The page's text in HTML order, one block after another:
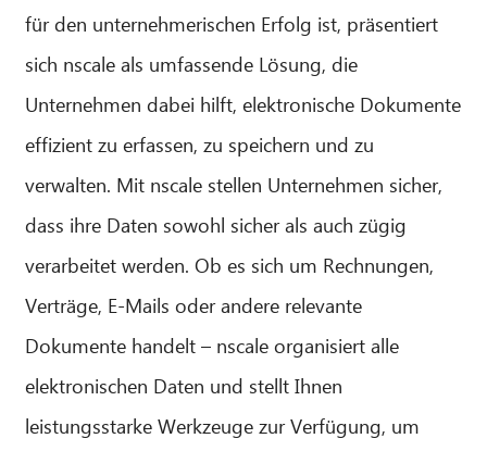
für den unternehmerischen Erfolg ist, präsentiert
sich nscale als umfassende Lösung, die
Unternehmen dabei hilft, elektronische Dokumente
effizient zu erfassen, zu speichern und zu
verwalten. Mit nscale stellen Unternehmen sicher,
dass ihre Daten sowohl sicher als auch zügig
verarbeitet werden. Ob es sich um Rechnungen,
Verträge, E-Mails oder andere relevante
Dokumente handelt – nscale organisiert alle
elektronischen Daten und stellt Ihnen
leistungsstarke Werkzeuge zur Verfügung, um